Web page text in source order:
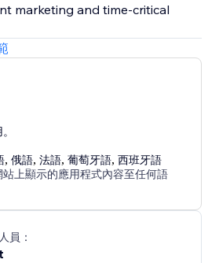
marketing and time-critical
,俄語,法語,葡萄牙語,西班牙語
上顯示的應用程式內容至任何語
員：